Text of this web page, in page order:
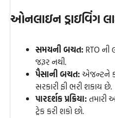
ઓનલાઇન ડ્રાઇવિંગ
સમયની બચત: RTO ની
જરૂર નથી.
પૈસાની બચત: એજન્ટને
સરકારી ફી ભરી શકાય છે.
પારદર્શક પ્રક્રિયા:
ટ્રેક કરી શકો છો.